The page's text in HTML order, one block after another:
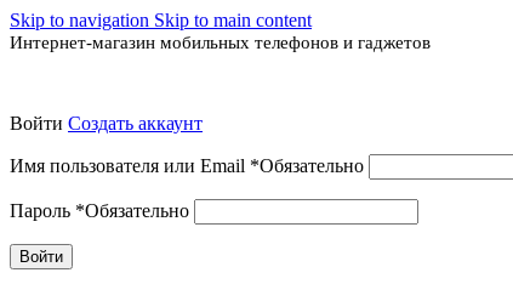
Skip to navigation Skip to main content
Интернет-магазин мобильных телефонов и гаджетов
Войти Создать аккаунт
Имя пользователя или Email *Обязательно
Пароль *Обязательно
Войти